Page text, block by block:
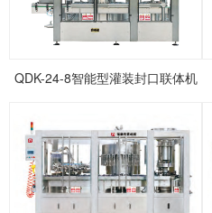
QDK-24-8智能型灌装封口联体机